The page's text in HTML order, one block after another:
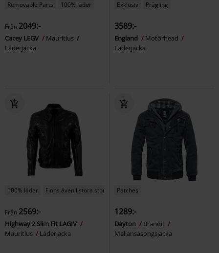
Removable Parts 100% läder
Från 2049:-
Cacey LEGV
Mauritius
Läderjacka
Exklusiv Prägling
3589:-
England
Motörhead
Läderjacka
100% läder Finns även i stora storlekar
Från 2569:-
Highway 2 Slim Fit LAGIV
Mauritius
Läderjacka
Patches
1289:-
Dayton
Brandit
Mellansäsongsjacka